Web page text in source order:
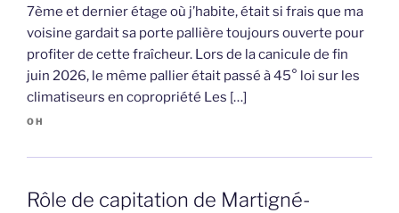
7ème et dernier étage où j’habite, était si frais que ma
voisine gardait sa porte pallière toujours ouverte pour
profiter de cette fraîcheur. Lors de la canicule de fin
juin 2026, le même pallier était passé à 45° loi sur les
climatiseurs en copropriété Les […]
OH
Rôle de capitation de Martigné-